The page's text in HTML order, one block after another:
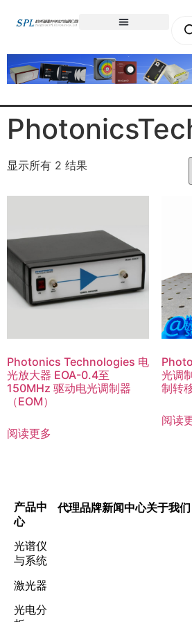
显示所有 2 结果
Photonics Technologies 电
光放大器 EOA-0.4至
150MHz 驱动电光调制器
（EOM）
阅读更多
光调
制转
阅读
产品中
心
光谱仪
与系统
激光器
光电分
代理品牌新闻中心关于我们